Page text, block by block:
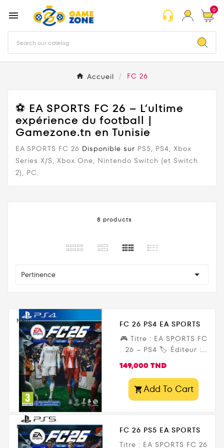
 headset_mic 0
Accueil FC 26
⚽ EA SPORTS FC 26 – L’ultime
expérience du football |
Gamezone.tn en Tunisie
EA SPORTS FC 26 Disponible sur PS5, PS4, Xbox
Series X/S, Xbox One, Nintendo Switch (et Switch
2), PC.
8 products
Pertinence 
Neuf
FC 26 PS4 EA SPORTS
🎮 Titre : EA SPORTS FC
26 – PS4 🏷️ Éditeur :
Electronic Arts 🗓️ Date
septembre 2025 🚀
Accès anticipé : 19
Gamezone.tn : avec
Prix
149,000 TND
Add To Cart
Neuf
FC 26 PS5 EA SPORTS
Titre : EA SPORTS FC 26